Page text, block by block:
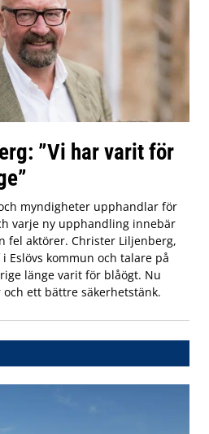
”Vi har varit för
myndigheter upphandlar för
varje ny upphandling innebär
fel aktörer. Christer Liljenberg,
Eslövs kommun och talare på
länge varit för blåögt. Nu
ett bättre säkerhetstänk.